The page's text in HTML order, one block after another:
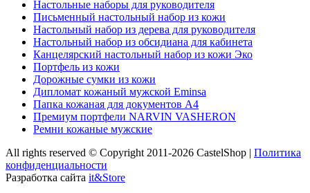
Настольные наборы для руководителя
Письменный настольный набор из кожи
Настольный набор из дерева для руководителя
Настольный набор из обсидиана для кабинета
Канцелярский настольный набор из кожи Эко
Портфель из кожи
Дорожные сумки из кожи
Дипломат кожаный мужской Eminsa
Папка кожаная для документов А4
Премиум портфели NARVIN VASHERON
Ремни кожаные мужские
All rights reserved © Copyright 2011-2026 CastelShop | Политика
конфиденциальности
Разработка сайта it&Store